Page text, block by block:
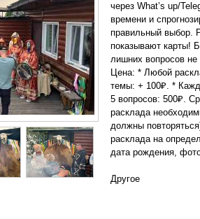
через What’s up/
времени и
правильный выбор.
показывают карты!
лишних вопросов
Цена: * Любой
темы: + 100₽. *
5 вопросов: 500₽.
расклада
должны
расклада на
дата рождения,
Другое